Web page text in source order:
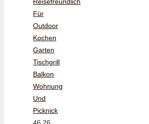
Reisefreundlich
Für
Outdoor
Kochen
Garten
Tischgrill
Balkon
Wohnung
Und
Picknick